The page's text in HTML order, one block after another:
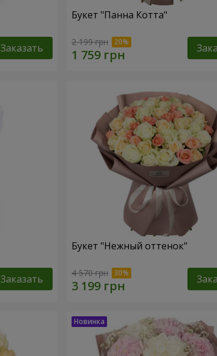
Заказать
Букет "Панна Котта"
2 199 грн
Заказать
Букет "Нежный оттенок"
4 570 грн